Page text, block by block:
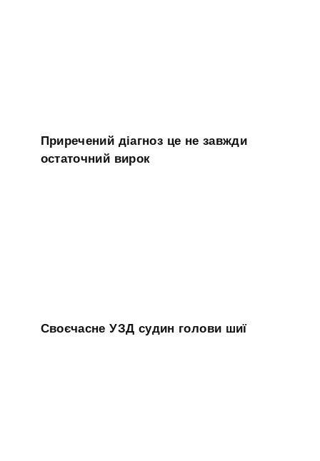
Приречений діагноз це не завжди
остаточний вирок
Своєчасне УЗД судин голови шиї